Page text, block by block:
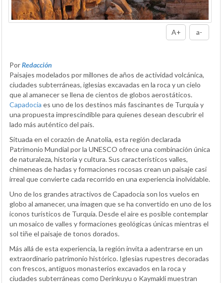
A+ a-
PorRedacción
Paisajes modelados por millones de años de actividad volcánica,
ciudades subterráneas, iglesias excavadas en la roca y un cielo
que al amanecer se llena de cientos de globos aerostáticos.
Capadocia es uno de los destinos más fascinantes de Turquía y
una propuesta imprescindible para quienes desean descubrir el
lado más auténtico del país.
Situada en el corazón de Anatolia, esta región declarada
Patrimonio Mundial por la UNESCO ofrece una combinación única
de naturaleza, historia y cultura. Sus característicos valles,
chimeneas de hadas y formaciones rocosas crean un paisaje casi
irreal que convierte cada recorrido en una experiencia inolvidable.
Uno de los grandes atractivos de Capadocia son los vuelos en
globo al amanecer, una imagen que se ha convertido en uno de los
iconos turísticos de Turquía. Desde el aire es posible contemplar
un mosaico de valles y formaciones geológicas únicas mientras el
sol tiñe el paisaje de tonos dorados.
Más allá de esta experiencia, la región invita a adentrarse en un
extraordinario patrimonio histórico. Iglesias rupestres decoradas
con frescos, antiguos monasterios excavados en la roca y
ciudades subterráneas como Derinkuyu o Kaymakli muestran